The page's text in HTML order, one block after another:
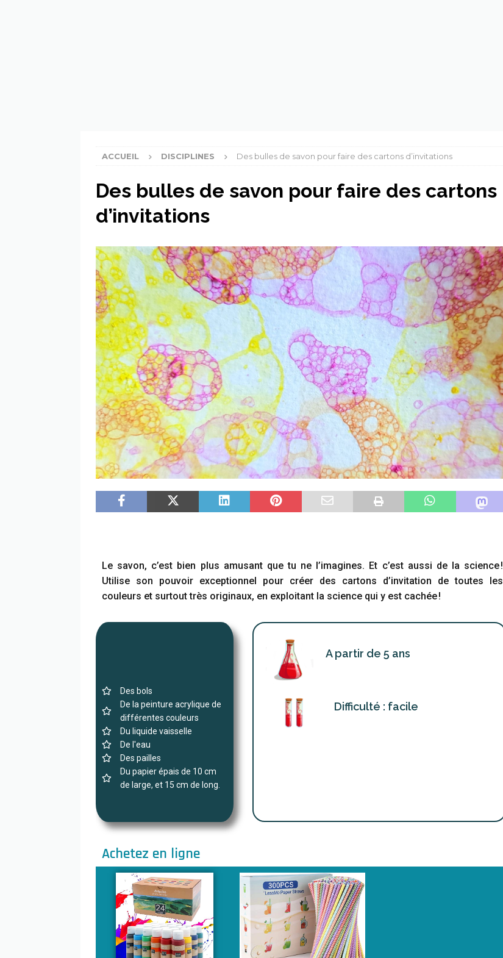
ACCUEIL DISCIPLINES Des bulles de savon pour faire des cartons d’invitations
Des bulles de savon pour faire des cartons
d’invitations
Le savon, c’est bien plus amusant que tu ne l’imagines. Et c’est aussi de la science !
Utilise son pouvoir exceptionnel pour créer des cartons d’invitation de toutes les
couleurs et surtout très originaux, en exploitant la science qui y est cachée !
Des bols
De la peinture acrylique de
différentes couleurs
Du liquide vaisselle
De l'eau
Des pailles
Du papier épais de 10 cm
de large, et 15 cm de long.
A partir de 5 ans
Difficulté : facile
Achetez en ligne